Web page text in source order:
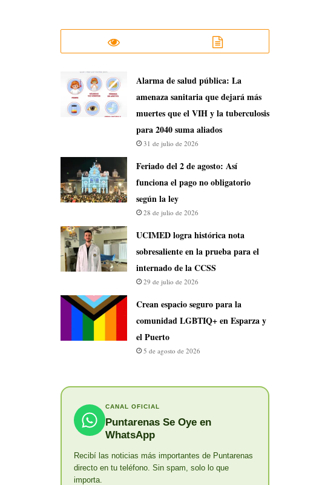
​Alarma de salud pública: La
amenaza sanitaria que dejará más
muertes que el VIH y la tuberculosis
para 2040 suma aliados
31 de julio de 2026
Feriado del 2 de agosto: Así
funciona el pago no obligatorio
según la ley
28 de julio de 2026
UCIMED logra histórica nota
sobresaliente en la prueba para el
internado de la CCSS
29 de julio de 2026
Crean espacio seguro para la
comunidad LGBTIQ+ en Esparza y
el Puerto
5 de agosto de 2026
CANAL OFICIAL
Puntarenas Se Oye en
WhatsApp
Recibí las noticias más importantes de Puntarenas
directo en tu teléfono. Sin spam, solo lo que
importa.